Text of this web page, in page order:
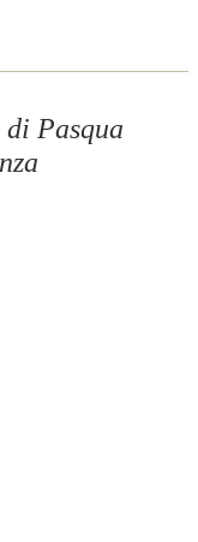
Pasqua